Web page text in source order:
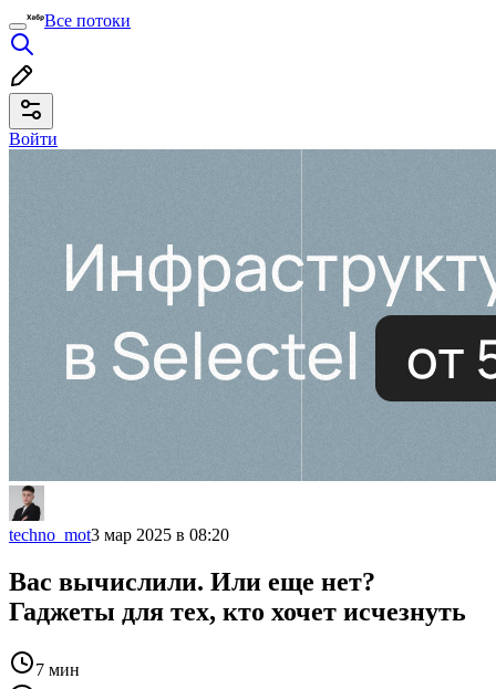
Все потоки
Войти
techno_mot3 мар 2025 в 08:20
Вас вычислили. Или еще нет?
Гаджеты для тех, кто хочет исчезнуть
7 мин